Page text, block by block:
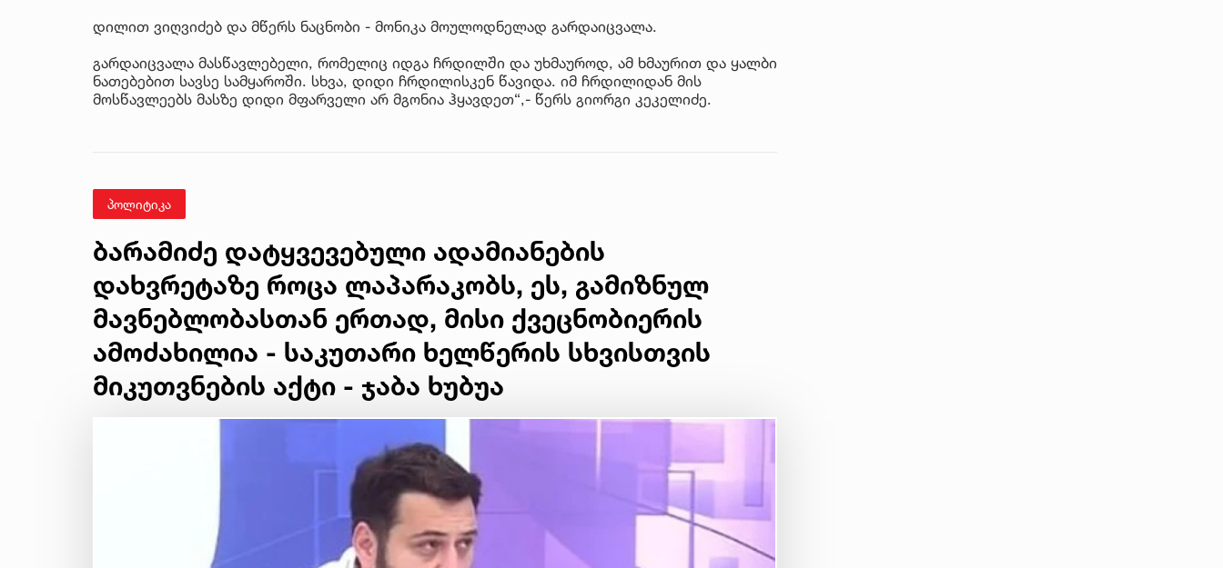
დილით ვიღვიძებ და მწერს ნაცნობი - მონიკა მოულოდნელად გარდაიცვალა.
გარდაიცვალა მასწავლებელი, რომელიც იდგა ჩრდილში და უხმაუროდ, ამ ხმაურით და ყალბი
ნათებებით სავსე სამყაროში. სხვა, დიდი ჩრდილისკენ წავიდა. იმ ჩრდილიდან მის
მოსწავლეებს მასზე დიდი მფარველი არ მგონია ჰყავდეთ“,- წერს გიორგი კეკელიძე.
პოლიტიკა
ბარამიძე დატყვევებული ადამიანების
დახვრეტაზე როცა ლაპარაკობს, ეს, გამიზნულ
მავნებლობასთან ერთად, მისი ქვეცნობიერის
ამოძახილია - საკუთარი ხელწერის სხვისთვის
მიკუთვნების აქტი - ჯაბა ხუბუა